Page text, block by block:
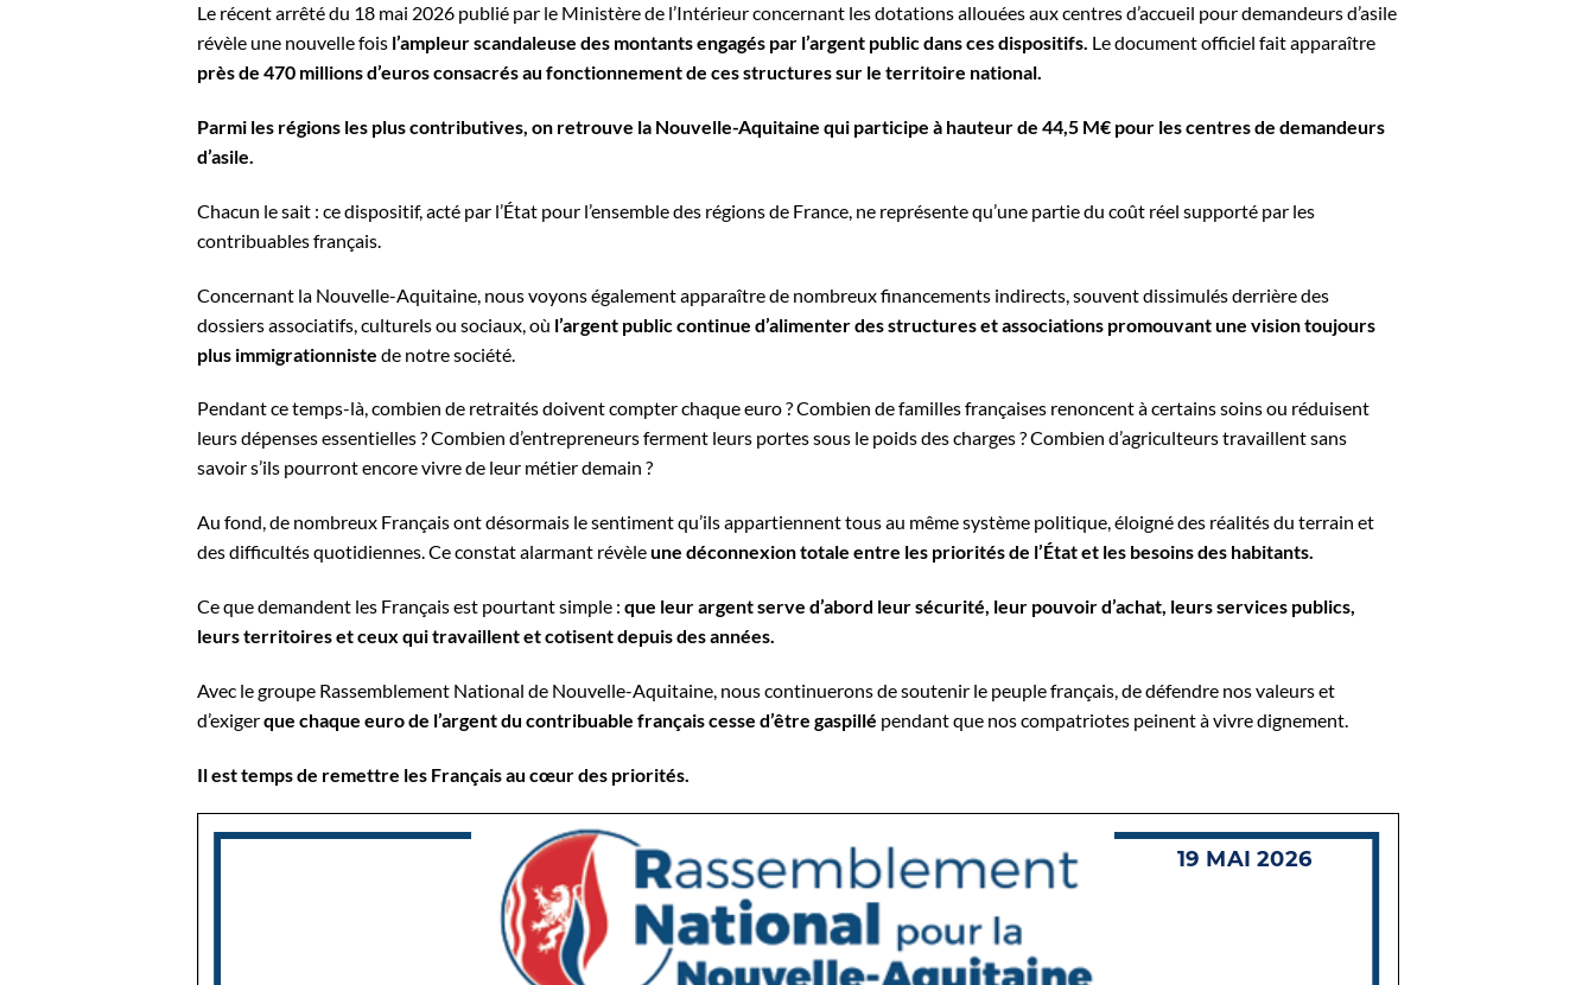
Le récent arrêté du 18 mai 2026 publié par le Ministère de l’Intérieur concernant les dotations allouées aux centres d’accueil pour demandeurs d’asile
révèle une nouvelle fois l’ampleur scandaleuse des montants engagés par l’argent public dans ces dispositifs. Le document officiel fait apparaître
près de 470 millions d’euros consacrés au fonctionnement de ces structures sur le territoire national.
Parmi les régions les plus contributives, on retrouve la Nouvelle-Aquitaine qui participe à hauteur de 44,5 M€ pour les centres de demandeurs
d’asile.
Chacun le sait : ce dispositif, acté par l’État pour l’ensemble des régions de France, ne représente qu’une partie du coût réel supporté par les
contribuables français.
Concernant la Nouvelle-Aquitaine, nous voyons également apparaître de nombreux financements indirects, souvent dissimulés derrière des
dossiers associatifs, culturels ou sociaux, où l’argent public continue d’alimenter des structures et associations promouvant une vision toujours
plus immigrationniste de notre société.
Pendant ce temps-là, combien de retraités doivent compter chaque euro ? Combien de familles françaises renoncent à certains soins ou réduisent
leurs dépenses essentielles ? Combien d’entrepreneurs ferment leurs portes sous le poids des charges ? Combien d’agriculteurs travaillent sans
savoir s’ils pourront encore vivre de leur métier demain ?
Au fond, de nombreux Français ont désormais le sentiment qu’ils appartiennent tous au même système politique, éloigné des réalités du terrain et
des difficultés quotidiennes. Ce constat alarmant révèleune déconnexion totale entre les priorités de l’État et les besoins des habitants.
Ce que demandent les Français est pourtant simple :que leur argent serve d’abord leur sécurité, leur pouvoir d’achat, leurs services publics,
leurs territoires et ceux qui travaillent et cotisent depuis des années.
Avec le groupe Rassemblement National de Nouvelle-Aquitaine, nous continuerons de soutenir le peuple français, de défendre nos valeurs et
d’exigerque chaque euro de l’argent du contribuable français cesse d’être gaspillé pendant que nos compatriotes peinent à vivre dignement.
Il est temps de remettre les Français au cœur des priorités.